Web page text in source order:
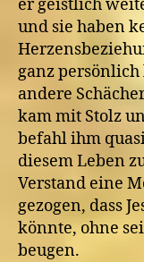
er geistlich
und sie haben
ganz
andere
kam mit Stolz
befahl ihm
diesem Leben
Verstand eine
gezogen, dass
könnte, ohne
beugen.